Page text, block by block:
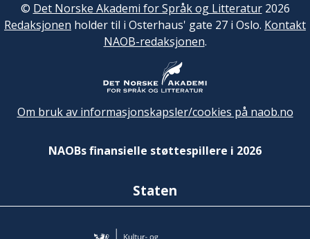
© Det Norske Akademi for Språk og Litteratur2026
Redaksjonen holder til i Osterhaus' gate 27 i Oslo. Kontakt
NAOB-redaksjonen.
Om bruk av informasjonskapsler/cookies på naob.no
NAOBs finansielle støttespillere i 2026
Staten